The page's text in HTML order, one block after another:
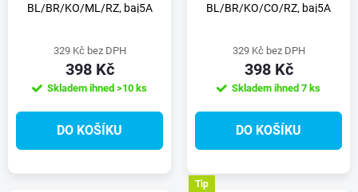
BL/BR/KO/ML/RZ, baj5A
329 Kč bez DPH
398 Kč
Skladem ihned >10 ks
DO KOŠÍKU
BL/BR/KO/CO/RZ, baj5A
329 Kč bez DPH
398 Kč
Skladem ihned 7 ks
DO KOŠÍKU
Tip